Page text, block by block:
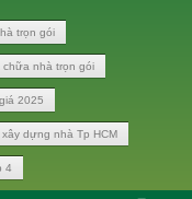
trọn gói
nhà trọn gói
2025
dựng nhà Tp HCM
4